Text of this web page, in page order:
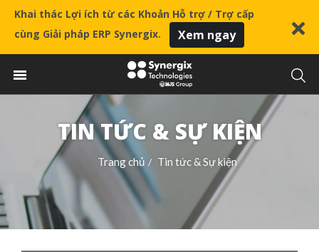
Khai thác Lợi ích từ các Khoản Hỗ trợ / Trợ cấp
cùng Giải pháp ERP Synergix.
Xem ngay
TIN TỨC & SỰ KIỆN
Trang chủ / Tin tức & Sự kiện